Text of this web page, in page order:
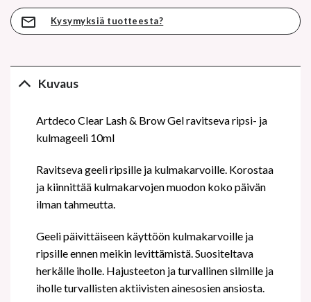
Kysymyksiä tuotteesta?
Kuvaus
Artdeco Clear Lash & Brow Gel ravitseva ripsi- ja
kulmageeli 10ml
Ravitseva geeli ripsille ja kulmakarvoille. Korostaa
ja kiinnittää kulmakarvojen muodon koko päivän
ilman tahmeutta.
Geeli päivittäiseen käyttöön kulmakarvoille ja
ripsille ennen meikin levittämistä. Suositeltava
herkälle iholle. Hajusteeton ja turvallinen silmille ja
iholle turvallisten aktiivisten ainesosien ansiosta.